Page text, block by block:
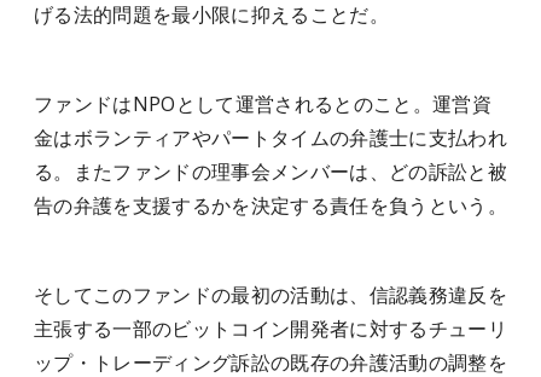
げる法的問題を最小限に抑えることだ。
ファンドはNPOとして運営されるとのこと。運営資
金はボランティアやパートタイムの弁護士に支払われ
る。またファンドの理事会メンバーは、どの訴訟と被
告の弁護を支援するかを決定する責任を負うという。
そしてこのファンドの最初の活動は、信認義務違反を
主張する一部のビットコイン開発者に対するチューリ
ップ・トレーディング訴訟の既存の弁護活動の調整を